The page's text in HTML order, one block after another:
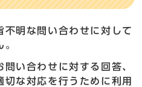
不明な問い合わせに対して
い合わせに対する回答、
な対応を行うために利用